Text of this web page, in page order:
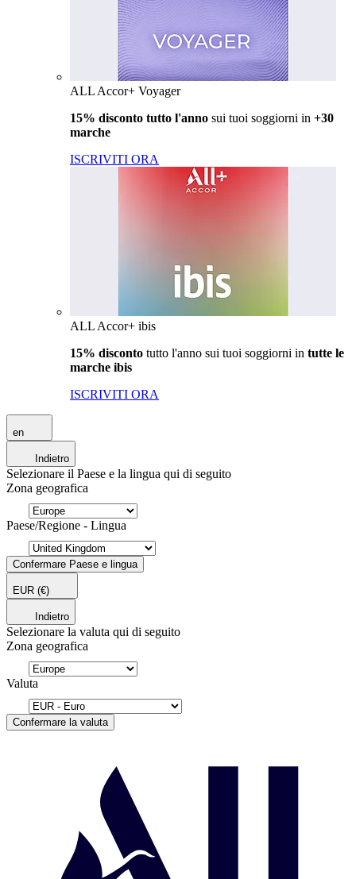
ALL Accor+ Voyager
15% disconto tutto l'anno sui tuoi soggiorni in +30
marche
ISCRIVITI ORA
ALL Accor+ ibis
15% disconto tutto l'anno sui tuoi soggiorni in tutte le
marche ibis
ISCRIVITI ORA
en
Indietro
Selezionare il Paese e la lingua qui di seguito
Zona geografica
Paese/Regione - Lingua
Confermare Paese e lingua
EUR (€)
Indietro
Selezionare la valuta qui di seguito
Zona geografica
Valuta
Confermare la valuta